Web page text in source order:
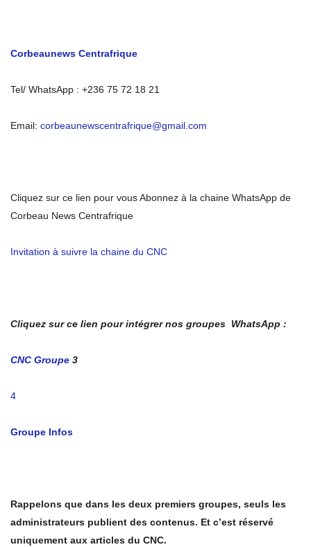
Corbeaunews Centrafrique
Tel/ WhatsApp : +236 75 72 18 21
Email: corbeaunewscentrafrique@gmail.com
Cliquez sur ce lien pour vous Abonnez à la chaine WhatsApp de
Corbeau News Centrafrique
Invitation à suivre la chaine du CNC
Cliquez sur ce lien pour intégrer nos groupes WhatsApp :
CNC Groupe 3
4
Groupe Infos
Rappelons que dans les deux premiers groupes, seuls les
administrateurs publient des contenus. Et c’est réservé
uniquement aux articles du CNC.